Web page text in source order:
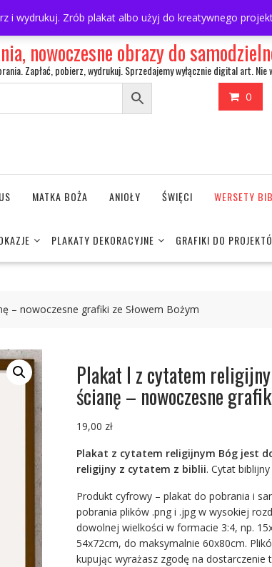
i wydrukuj. Zrób plakat albo użyj do kreatywnego
nowoczesne obrazy do
Zapłać, pobierz, wydrukuj. Sprzedajemy wyłącznie digital art. Nie
0
MATKA BOŻA ANIOŁY ŚWIĘCI WERSETY
PLAKATY DEKORACYJNE GRAFIKI DO
– nowoczesne grafiki ze Słowem Bożym
Plakat I z cytatem
ścianę – nowoczesne
19,00 zł
Plakat z cytatem religijnym Bóg jest
religijny z cytatem z biblii. Cytat
Produkt cyfrowy – plakat do pobrania i
pobrania plików .png i .jpg w wysokiej
dowolnej wielkości w formacie 3:4, np.
54x72cm, do maksymalnie 60x80cm.
kupując wyrażasz zgodę na